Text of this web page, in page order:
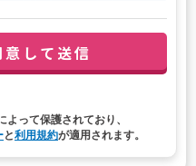
の連絡を含む）のため
って保護されており、
と利用規約が適用されます。